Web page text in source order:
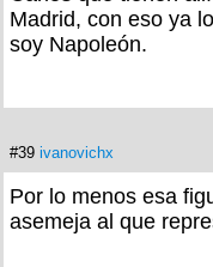
Madrid, con eso ya
soy Napoleón.
#39 ivanovichx
Por lo menos esa
asemeja al que